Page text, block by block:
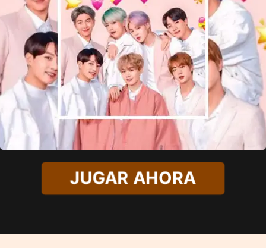
JUGAR AHORA